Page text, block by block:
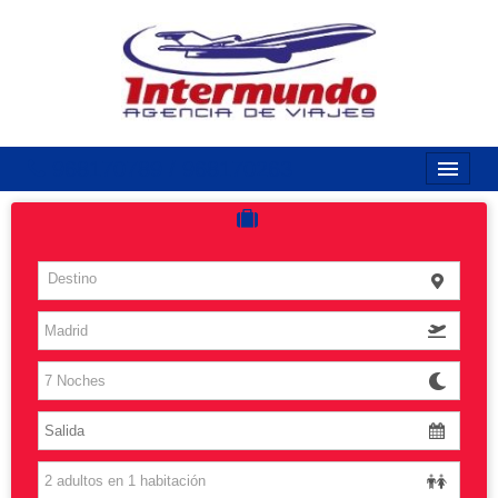
Costas
Vuelos
Islas
Caribe
Grandes Viajes
Destino